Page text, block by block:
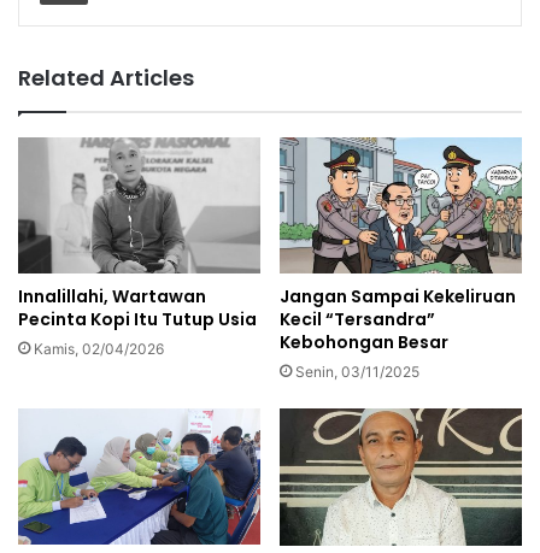
Related Articles
Innalillahi, Wartawan
Pecinta Kopi Itu Tutup Usia
Kamis, 02/04/2026
Jangan Sampai Kekeliruan
Kecil “Tersandra”
Kebohongan Besar
Senin, 03/11/2025